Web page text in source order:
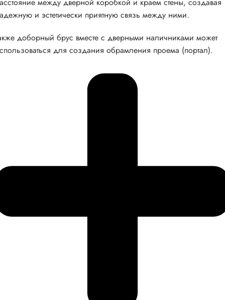
и эстетически приятную связь между ними.
доборный брус вместе с дверными наличниками может
для создания обрамления проема (портал).